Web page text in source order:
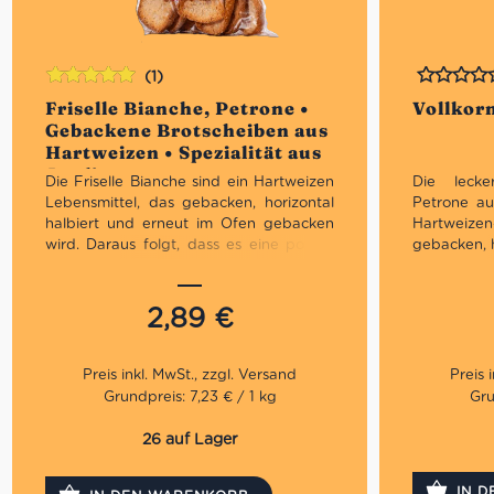
Friselle Bianche, Petrone •
Gebackene Brotscheiben aus
Hartweizen • Spezialität aus
Apulien
(1)
Die Friselle Bianche sind ein Hartweizen
Lebensmittel, das gebacken, horizontal
halbiert und erneut im Ofen gebacken
wird. Daraus folgt, dass es eine poröse
ist wichtig, zwischen Frisa und Brot zu
unterscheiden: Tatsächlich ist Frisa kein
Brot, da es zweimal gebacken wird.
an Zwieback sind aber geschmacklich
viel aromatischer. Ebenso ist die Struktur
Lassen sich gut mit frischen
Tomaten, Öl und Knoblauch
2,89 €
Bewertet
mit5.00von
5
Grundpreis: 7,23 € / 1 kg
26 auf Lager
Bewertet
Die
Petrone
gebacken,
poröse
wichtig,
an
fester.
Weizen